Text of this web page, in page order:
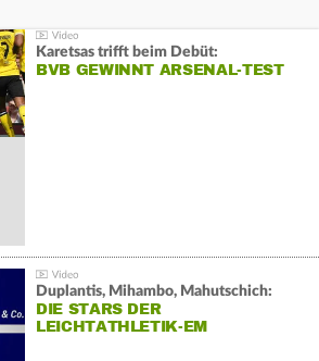
Karetsas trifft beim Debüt:
BVB GEWINNT ARSENAL-TEST
Duplantis, Mihambo, Mahutschich:
DIE STARS DER
LEICHTATHLETIK-EM